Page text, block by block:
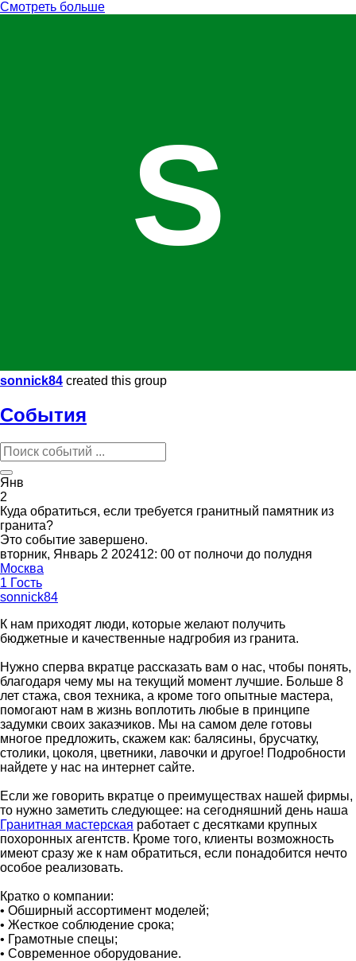
Смотреть больше
S
sonnick84 created this group
События
Янв
2
Куда обратиться, если требуется гранитный памятник из
гранита?
Это событие завершено.
вторник, Январь 2 202412: 00 от полночи до полудня
Москва
1 Гость
sonnick84
К нам приходят люди, которые желают получить
бюджетные и качественные надгробия из гранита.
Нужно сперва вкратце рассказать вам о нас, чтобы понять,
благодаря чему мы на текущий момент лучшие. Больше 8
лет стажа, своя техника, а кроме того опытные мастера,
помогают нам в жизнь воплотить любые в принципе
задумки своих заказчиков. Мы на самом деле готовы
многое предложить, скажем как: балясины, брусчатку,
столики, цоколя, цветники, лавочки и другое! Подробности
найдете у нас на интернет сайте.
Если же говорить вкратце о преимуществах нашей фирмы,
то нужно заметить следующее: на сегодняшний день наша
Гранитная мастерская работает с десятками крупных
похоронных агентств. Кроме того, клиенты возможность
имеют сразу же к нам обратиться, если понадобится нечто
особое реализовать.
Кратко о компании:
• Обширный ассортимент моделей;
• Жесткое соблюдение срока;
• Грамотные спецы;
• Современное оборудование.